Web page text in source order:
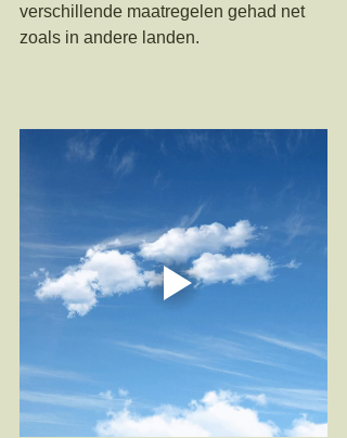
verschillende maatregelen gehad net
zoals in andere landen.